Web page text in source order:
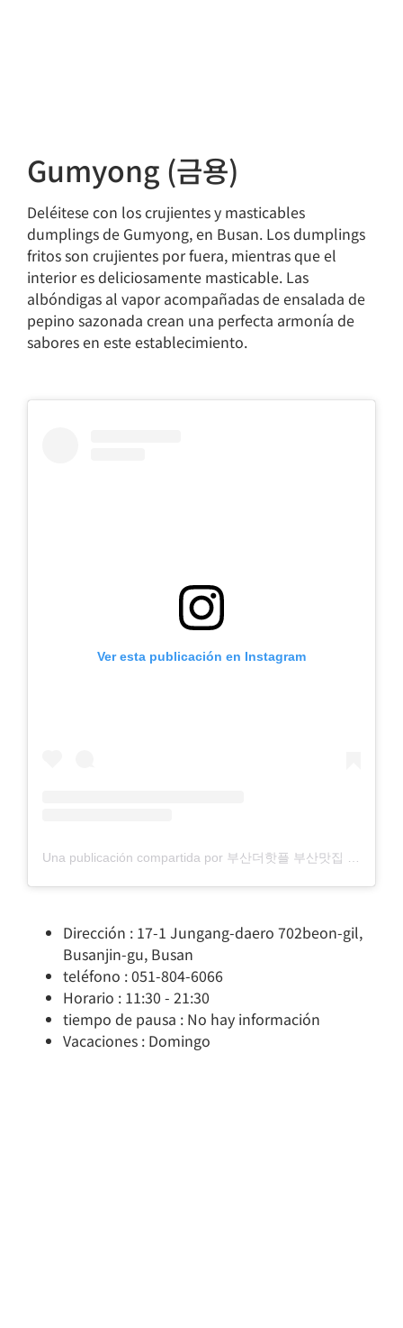
Gumyong (금용)
Deléitese con los crujientes y masticables
dumplings de Gumyong, en Busan. Los dumplings
fritos son crujientes por fuera, mientras que el
interior es deliciosamente masticable. Las
albóndigas al vapor acompañadas de ensalada de
pepino sazonada crean una perfecta armonía de
sabores en este establecimiento.
Ver esta publicación en Instagram
Dirección : 17-1 Jungang-daero 702beon-gil,
Busanjin-gu, Busan
teléfono : 051-804-6066
Horario : 11:30 - 21:30
tiempo de pausa : No hay información
Vacaciones : Domingo